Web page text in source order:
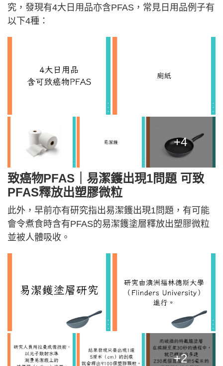
究，發現有4大日用品亦含PFAS，常見日用品例子有
以下4種：
+4
致癌物PFAS｜易潔鑊出現1問題 可致
PFAS釋放出塑膠微粒
此外，早前亦有研究指出易潔鑊出現1問題，有可能
會令煮食時含有PFAS的易潔鑊塗層釋放出塑膠微粒
並被人體吸收。
+2